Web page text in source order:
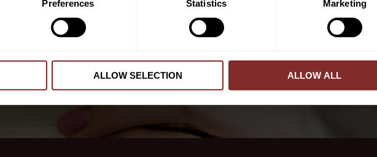
Preferences Statistics Marketing
ALLOW SELECTION ALLOW ALL
integritetspolicy.